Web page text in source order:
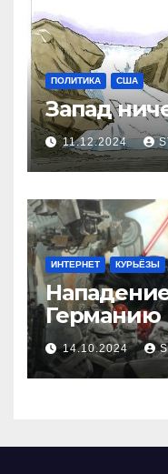
ПОЛИТИКА США
Запад
11.12.2024
ИНТЕРНЕТ КУРЬЁЗЫ
Германию
14.10.2024